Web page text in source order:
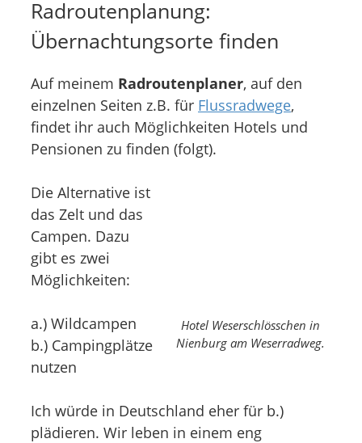
Radroutenplanung:
Übernachtungsorte finden
Auf meinem Radroutenplaner, auf den
einzelnen Seiten z.B. für Flussradwege,
findet ihr auch Möglichkeiten Hotels und
Pensionen zu finden (folgt).
Hotel Weserschlösschen in
Nienburg am Weserradweg.
Die Alternative ist
das Zelt und das
Campen. Dazu
gibt es zwei
Möglichkeiten:
a.) Wildcampen
b.) Campingplätze
nutzen
Ich würde in Deutschland eher für b.)
plädieren. Wir leben in einem eng